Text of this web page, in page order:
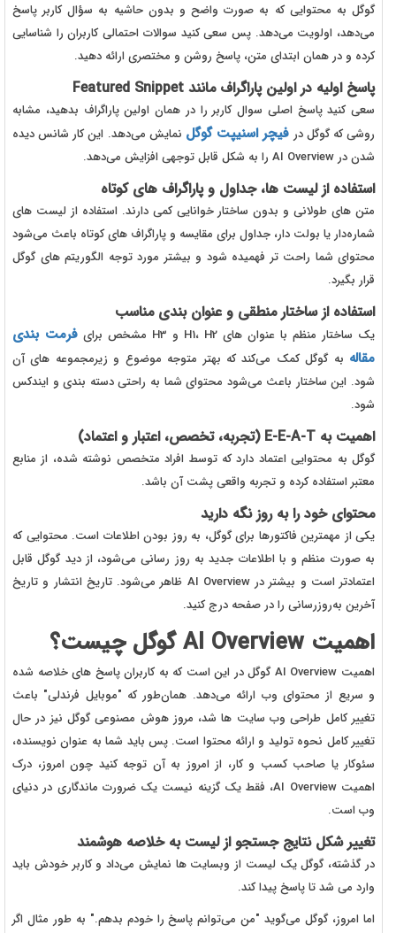
گوگل به محتوایی که به صورت واضح و بدون حاشیه به سؤال کاربر پاسخ
می‌دهد، اولویت می‌دهد. پس سعی کنید سوالات احتمالی کاربران را شناسایی
کرده و در همان ابتدای متن، پاسخ روشن و مختصری ارائه دهید.
پاسخ اولیه در اولین پاراگراف مانند Featured Snippet
سعی کنید پاسخ اصلی سوال کاربر را در همان اولین پاراگراف بدهید، مشابه
روشی که گوگل در فیچر اسنیپت گوگل نمایش می‌دهد. این کار شانس دیده
شدن در AI Overview را به شکل قابل توجهی افزایش می‌دهد.
استفاده از لیست ها، جداول و پاراگراف های کوتاه
متن های طولانی و بدون ساختار خوانایی کمی دارند. استفاده از لیست های
شماره‌دار یا بولت دار، جداول برای مقایسه و پاراگراف های کوتاه باعث می‌شود
محتوای شما راحت تر فهمیده شود و بیشتر مورد توجه الگوریتم های گوگل
قرار بگیرد.
استفاده از ساختار منطقی و عنوان بندی مناسب
یک ساختار منظم با عنوان های H1، H2 و H3 مشخص برای
فرمت بندی
مقاله به گوگل کمک می‌کند که بهتر متوجه موضوع و زیرمجموعه های آن
شود. این ساختار باعث می‌شود محتوای شما به راحتی دسته بندی و ایندکس
شود.
اهمیت به E-E-A-T (تجربه، تخصص، اعتبار و اعتماد)
گوگل به محتوایی اعتماد دارد که توسط افراد متخصص نوشته شده، از منابع
معتبر استفاده کرده و تجربه واقعی پشت آن باشد.
محتوای خود را به روز نگه دارید
یکی از مهمترین فاکتورها برای گوگل، به روز بودن اطلاعات است. محتوایی که
به صورت منظم و با اطلاعات جدید به روز رسانی می‌شود، از دید گوگل قابل
اعتمادتر است و بیشتر در AI Overview ظاهر می‌شود. تاریخ انتشار و تاریخ
آخرین به‌روزرسانی را در صفحه درج کنید.
اهمیت AI Overview گوگل چیست؟
اهمیت AI Overview گوگل در این است که به کاربران پاسخ های خلاصه شده
و سریع از محتوای وب ارائه می‌دهد. همان‌طور که "موبایل فرندلی" باعث
تغییر کامل طراحی وب سایت ها شد، مروز هوش مصنوعی گوگل نیز در حال
تغییر کامل نحوه تولید و ارائه محتوا است. پس باید شما به عنوان نویسنده،
سئوکار یا صاحب کسب و کار، از امروز به آن توجه کنید چون امروز، درک
اهمیت AI Overview، فقط یک گزینه نیست یک ضرورت ماندگاری در دنیای
وب است.
تغییر شکل نتایج جستجو از لیست به خلاصه هوشمند
در گذشته، گوگل یک لیست از وبسایت ها نمایش می‌داد و کاربر خودش باید
وارد می شد تا پاسخ پیدا کند.
اما امروز، گوگل می‌گوید "من می‌توانم پاسخ را خودم بدهم." به طور مثال اگر